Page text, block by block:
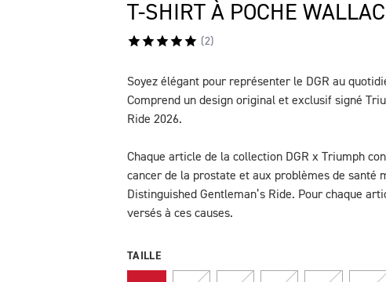
T-SHIRT À POCHE
(2)
DESCRIPTION
Soyez élégant pour représenter le DGR au
Comprend un design original et exclusif signé
Ride 2026.
Chaque article de la collection DGR x Triumph
cancer de la prostate et aux problèmes de santé
Distinguished Gentleman’s Ride. Pour chaque
versés à ces causes.
TAILLE